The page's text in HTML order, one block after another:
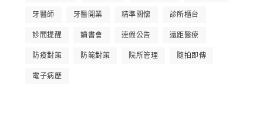
牙醫師 牙醫開業 精準關懷 診所櫃台
診間提醒 讀書會 連假公告 遠距醫療
防疫對策 防範對策 院所管理 隨拍即傳
電子病歷